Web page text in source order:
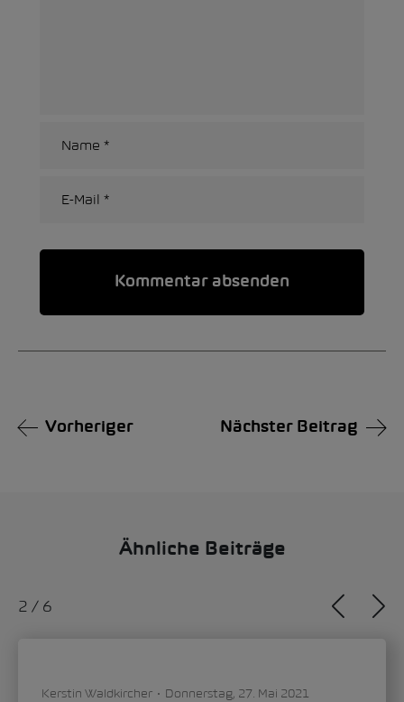
Vorheriger Nächster Beitrag
Ähnliche Beiträge
2 / 6
Kerstin Waldkircher Donnerstag, 27. Mai 2021